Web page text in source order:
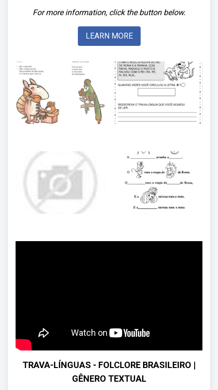
For more information, click the button below.
LEARN MORE
TRAVA-LÍNGUAS - FOLCLORE BRASILEIRO |
GÊNERO TEXTUAL